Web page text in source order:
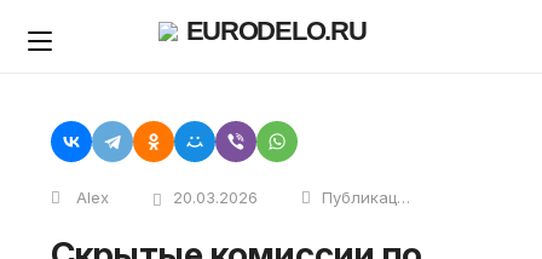
EURODELO.RU
Alex 20.03.2026 Публикации